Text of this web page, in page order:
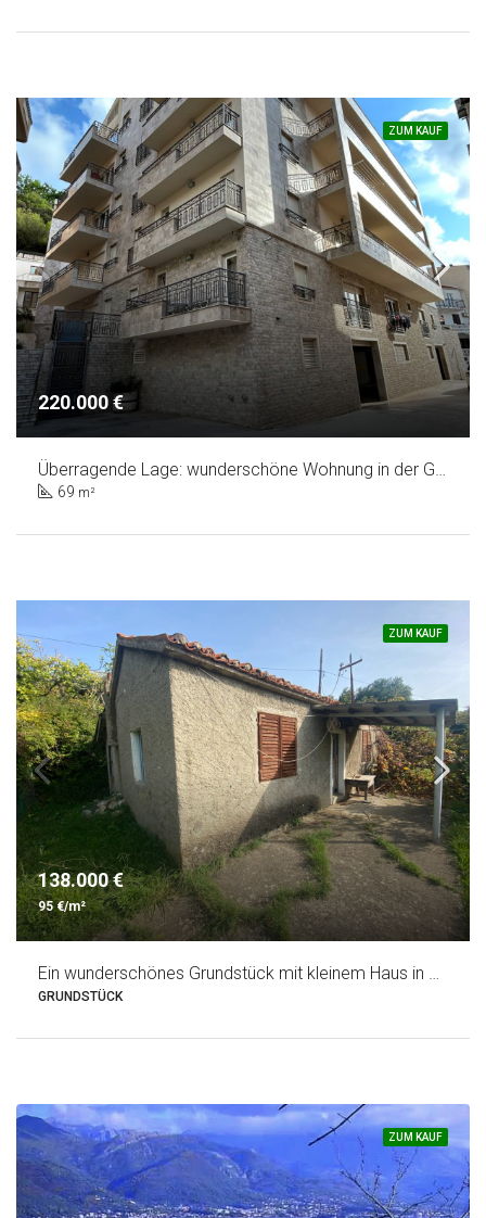
ZUM KAUF
220.000 €
Überragende Lage: wunderschöne Wohnung in der Gemeinde Budva
69 m²
ZUM KAUF
138.000 €
95 €/m²
GRUNDSTÜCK
ZUM KAUF